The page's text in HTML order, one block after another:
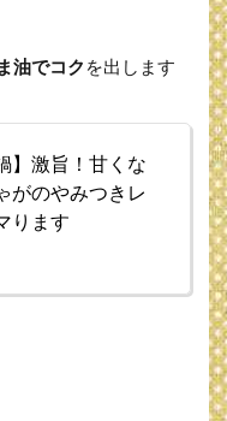
油でコク を出します
】激旨！甘くな
がのやみつきレ
ります